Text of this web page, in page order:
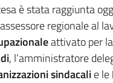
è stata raggiunta
regionale al
attivato per
, l’amministratore
sindacalie le